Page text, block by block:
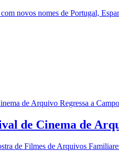
novos nomes de Portugal,
de Cinema de
de Filmes de Arquivos